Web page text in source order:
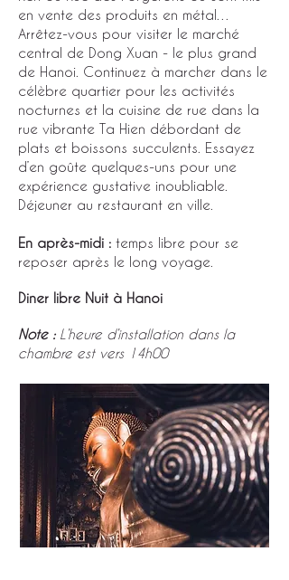
en vente des produits en métal…
Arrêtez-vous pour visiter le marché
central de Dong Xuan - le plus grand
de Hanoi. Continuez à marcher dans le
célèbre quartier pour les activités
nocturnes et la cuisine de rue dans la
rue vibrante Ta Hien débordant de
plats et boissons succulents. Essayez
d’en goûte quelques-uns pour une
expérience gustative inoubliable.
Déjeuner au restaurant en ville.
En après-midi : temps libre pour se
reposer après le long voyage.
Diner libre Nuit à Hanoi
Note : L’heure d’installation dans la
chambre est vers 14h00